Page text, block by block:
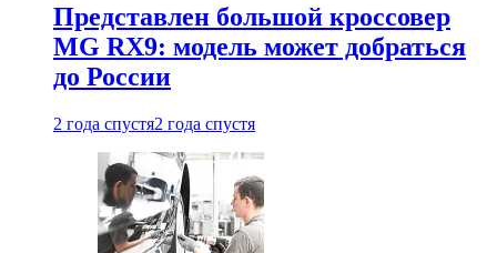
Представлен большой кроссовер
MG RX9: модель может добраться
до России
2 года спустя2 года спустя